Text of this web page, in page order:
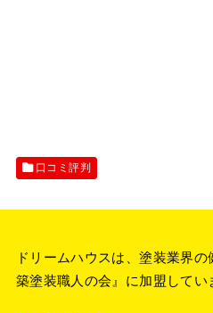
口コミ評判
ドリームハウスは、塗装業界
築塗装職人の会 』に加盟してい